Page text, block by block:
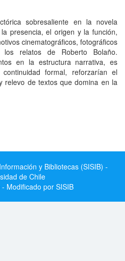
sobresaliente en la novela
presencia, el origen y la función,
cinematográficos, fotográficos
relatos de Roberto Bolaño.
en la estructura narrativa, es
formal, reforzarían el
relevo de textos que domina en la
y Bibliotecas (SISIB) -
de Chile
Modificado por SISIB